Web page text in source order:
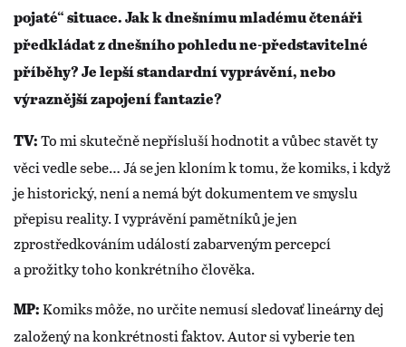
pojaté“ situace. Jak k dnešnímu mladému čtenáři
předkládat z dnešního pohledu ne-představitelné
příběhy? Je lepší standardní vyprávění, nebo
výraznější zapojení fantazie?
TV: To mi skutečně nepřísluší hodnotit a vůbec stavět ty
věci vedle sebe… Já se jen kloním k tomu, že komiks, i když
je historický, není a nemá být dokumentem ve smyslu
přepisu reality. I vyprávění pamětníků je jen
zprostředkováním událostí zabarveným percepcí
a prožitky toho konkrétního člověka.
MP: Komiks môže, no určite nemusí sledovať lineárny dej
založený na konkrétnosti faktov. Autor si vyberie ten